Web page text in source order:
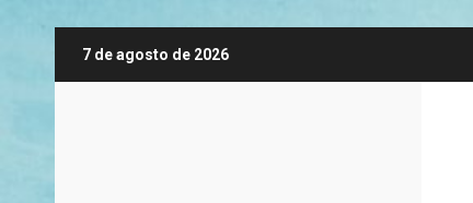
7 de agosto de 2026